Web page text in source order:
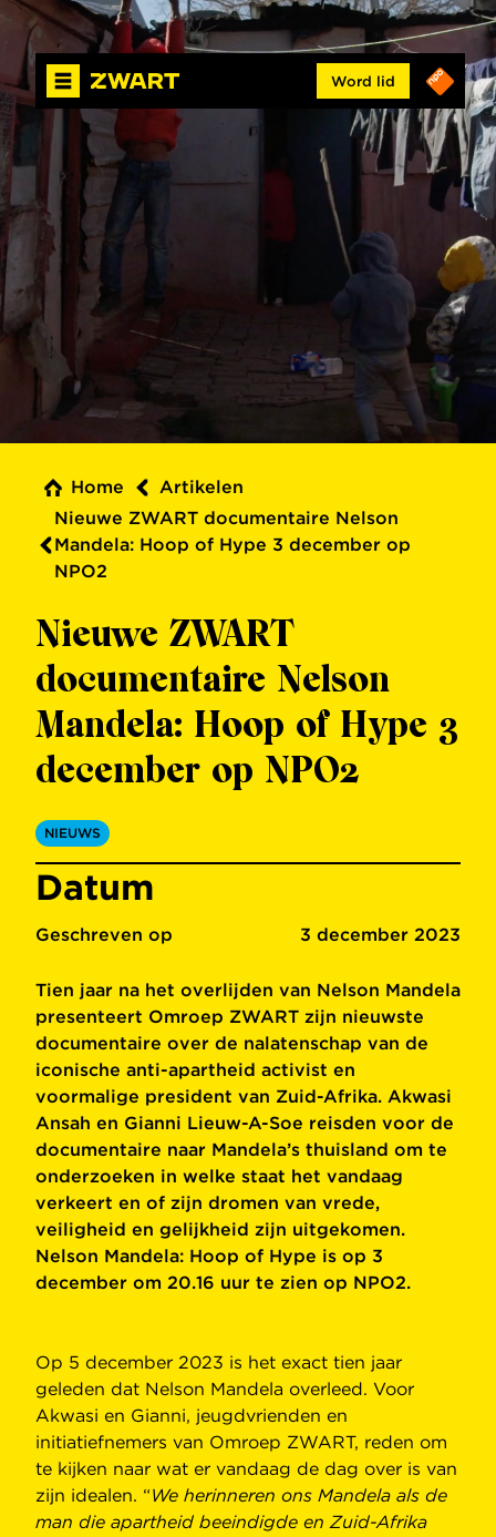
Word lid
Home
Artikelen
Nieuwe ZWART documentaire Nelson
Mandela: Hoop of Hype 3 december op
NPO2
Nieuwe ZWART
documentaire Nelson
Mandela: Hoop of Hype 3
december op NPO2
NIEUWS
Datum
Geschreven op 3 december 2023
Tien jaar na het overlijden van Nelson Mandela
presenteert Omroep ZWART zijn nieuwste
documentaire over de nalatenschap van de
iconische anti-apartheid activist en
voormalige president van Zuid-Afrika. Akwasi
Ansah en Gianni Lieuw-A-Soe reisden voor de
documentaire naar Mandela’s thuisland om te
onderzoeken in welke staat het vandaag
verkeert en of zijn dromen van vrede,
veiligheid en gelijkheid zijn uitgekomen.
Nelson Mandela: Hoop of Hype is op 3
december om 20.16 uur te zien op NPO2.
Op 5 december 2023 is het exact tien jaar
geleden dat Nelson Mandela overleed. Voor
Akwasi en Gianni, jeugdvrienden en
initiatiefnemers van Omroep ZWART, reden om
te kijken naar wat er vandaag de dag over is van
zijn idealen. “We herinneren ons Mandela als de
man die apartheid beeindigde en Zuid-Afrika